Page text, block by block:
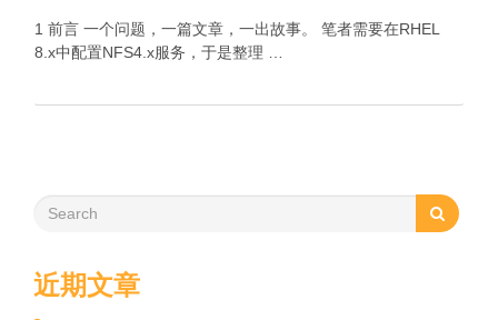
1 前言 一个问题，一篇文章，一出故事。 笔者需要在RHEL
8.x中配置NFS4.x服务，于是整理 …
近期文章